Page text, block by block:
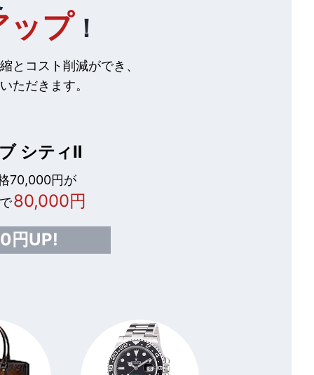
ップ ！
とコスト削減ができ、
ただきます。
シティⅡ
70,000円が
80,000円
円UP!